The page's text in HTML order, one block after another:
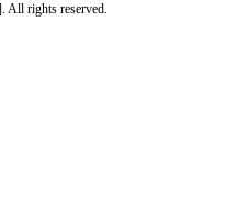
rights reserved.